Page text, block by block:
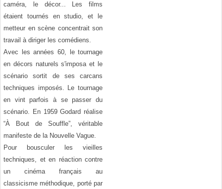
caméra, le décor... Les films
étaient tournés en studio, et le
metteur en scène concentrait son
travail à diriger les comédiens.
Avec les années 60, le tournage
en décors naturels s'imposa et le
scénario sortit de ses carcans
techniques imposés. Le tournage
en vint parfois à se passer du
scénario. En 1959 Godard réalise
“À Bout de Souffle”, véritable
manifeste de la Nouvelle Vague.
Pour bousculer les vieilles
techniques, et en réaction contre
un cinéma français au
classicisme méthodique, porté par